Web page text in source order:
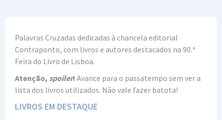
Palavras Cruzadas dedicadas à chancela editorial
Contraponto, com livros e autores destacados na 90.ª
Feira do Livro de Lisboa.
Atenção, spoiler! Avance para o passatempo sem ver a
lista dos livros utilizados. Não vale fazer batota!
LIVROS EM DESTAQUE